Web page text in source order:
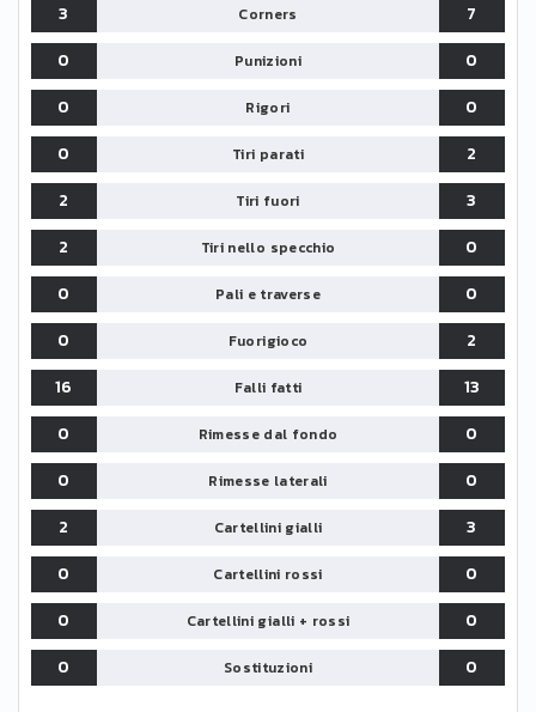
3 Corners
7
0
Punizioni
0
0
Rigori
0
0
Tiri parati
2
2
Tiri fuori
3
2
Tiri nello specchio
0
0
Pali e traverse
0
0
Fuorigioco
2
16
Falli fatti
13
0
Rimesse dal fondo
0
0
Rimesse laterali
0
2
Cartellini gialli
3
0
Cartellini rossi
0
0
Cartellini gialli + rossi
0
0
Sostituzioni 0